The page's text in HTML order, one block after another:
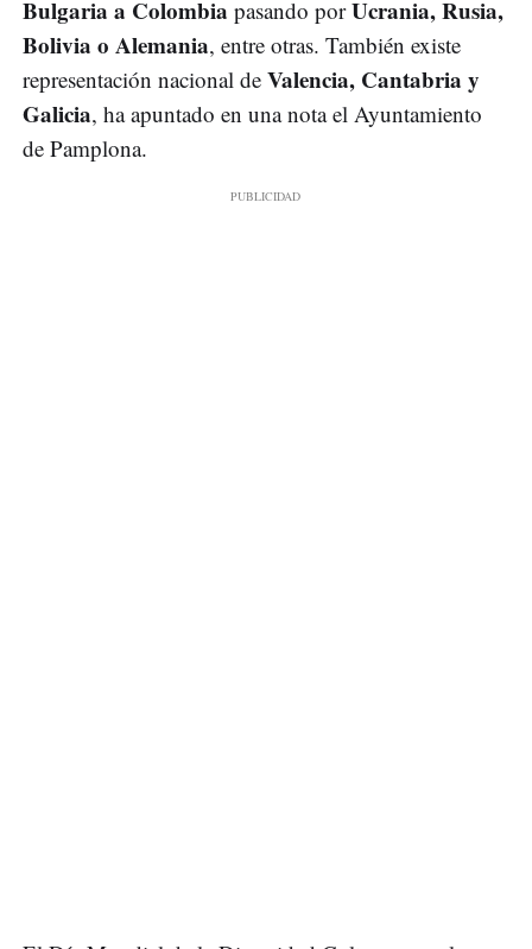
Bulgaria a Colombia pasando porUcrania, Rusia,
Bolivia o Alemania, entre otras. También existe
representación nacional de Valencia, Cantabria y
Galicia, ha apuntado en una nota el Ayuntamiento
de Pamplona.